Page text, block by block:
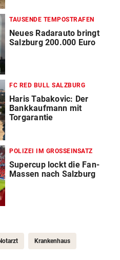
TAUSENDE TEMPOSTRAFEN
Neues Radarauto bringt
Salzburg 200.000 Euro
FC RED BULL SALZBURG
Haris Tabakovic: Der
Bankkaufmann mit
Torgarantie
POLIZEI IM GROSSEINSATZ
Supercup lockt die Fan-
Massen nach Salzburg
Krankenhaus